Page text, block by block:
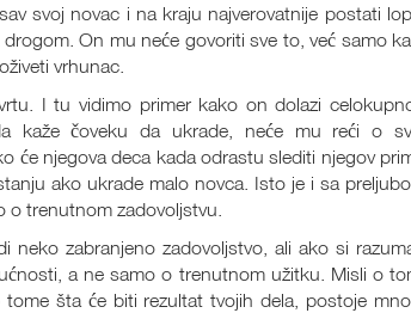
svoj novac i na kraju najverovatnije postati
On mu neće govoriti sve to, već samo
vrhunac.
I tu vidimo primer kako on dolazi
kaže čoveku da ukrade, neće mu reći o
će njegova deca kada odrastu slediti njegov
ako ukrade malo novca. Isto je i sa
o trenutnom zadovoljstvu.
zabranjeno zadovoljstvo, ali ako si
a ne samo o trenutnom užitku. Misli o
šta će biti rezultat tvojih dela, postoje